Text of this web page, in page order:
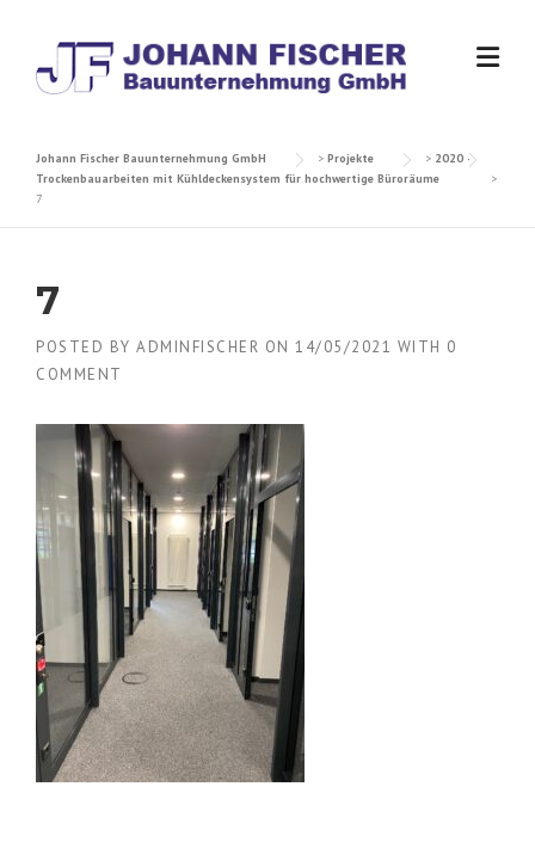
content
Johann Fischer Bauunternehmung GmbH > Projekte > 2020 –
Trockenbauarbeiten mit Kühldeckensystem für hochwertige Büroräume
>
7
7
POSTED BY ADMINFISCHER ON 14/05/2021 WITH 0
COMMENT